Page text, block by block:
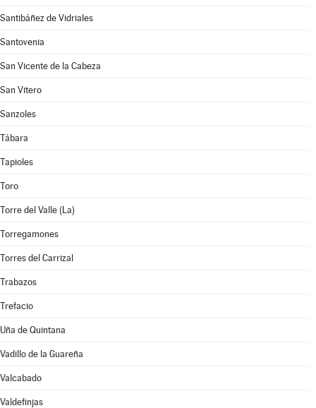
Santibáñez de Vidriales
Santovenia
San Vicente de la Cabeza
San Vitero
Sanzoles
Tábara
Tapioles
Toro
Torre del Valle (La)
Torregamones
Torres del Carrizal
Trabazos
Trefacio
Uña de Quintana
Vadillo de la Guareña
Valcabado
Valdefinjas